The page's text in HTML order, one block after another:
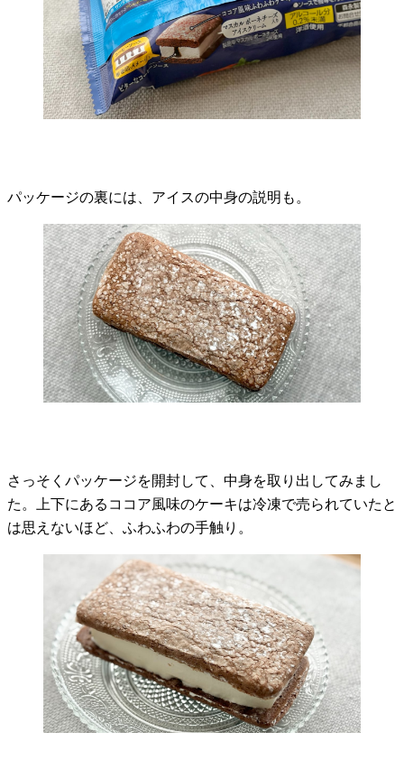
パッケージの裏には、アイスの中身の説明も。
さっそくパッケージを開封して、中身を取り出してみまし
た。上下にあるココア風味のケーキは冷凍で売られていたと
は思えないほど、ふわふわの手触り。